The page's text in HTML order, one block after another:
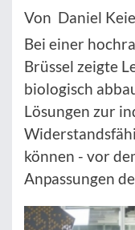
Von Daniel
Bei einer
Brüssel zeigte
biologisch
Lösungen zur
können - vor
Anpassungen